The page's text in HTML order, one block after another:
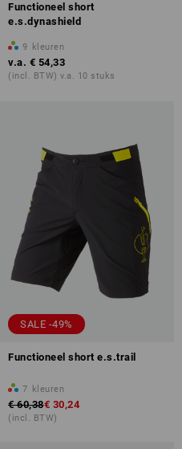
Functioneel short
e.s.dynashield
9 kleuren
v.a. € 54,33
(incl. BTW) v.a. 10 stuks
SALE -49%
Functioneel short e.s.trail
7 kleuren
€ 60,38€ 30,24
(incl. BTW)